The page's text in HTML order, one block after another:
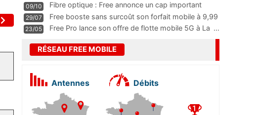
09/10
Fibre optique : Free annonce un cap important
pass
...
29/07
Free booste sans surcoût son forfait mobile à 9,99
23/05 Free Pro lance son offre de flotte mobile 5G à La ...
RÉSEAU FREE MOBILE
Antennes Débits